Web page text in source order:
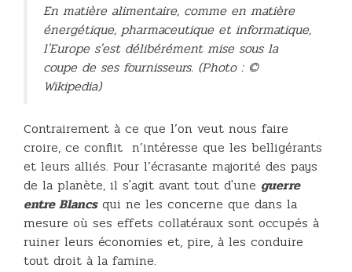
En matière alimentaire, comme en matière
énergétique, pharmaceutique et informatique,
l'Europe s'est délibérément mise sous la
coupe de ses fournisseurs. (Photo : ©
Wikipedia)
Contrairement à ce que l’on veut nous faire
croire, ce conflit n’intéresse que les belligérants
et leurs alliés. Pour l’écrasante majorité des pays
de la planète, il s'agit avant tout d'une guerre
entre Blancsqui ne les concerne que dans la
mesure où ses effets collatéraux sont occupés à
ruiner leurs économies et, pire, à les conduire
tout droit à la famine.